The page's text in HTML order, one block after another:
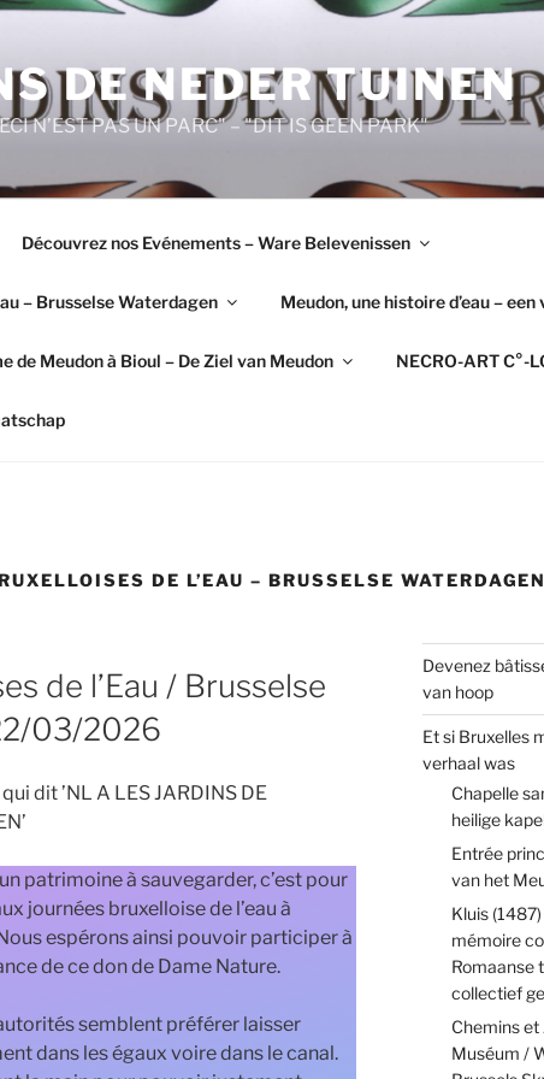
DE NEDER TUINEN
N’EST PAS UN PARC" – "DIT IS GEEN PARK"
Découvrez nos Evénements – Ware Belevenissen
– Brusselse Waterdagen Meudon, une histoire d’eau –
de Meudon à Bioul – De Ziel van Meudon NECRO-ART C°-
DE L’EAU – BRUSSELSE WATERDAGEN
de l’Eau / Brusselse
03/2026
patrimoine à sauvegarder, c’est pour
journées bruxelloise de l’eau à
espérons ainsi pouvoir participer à
de ce don de Dame Nature.
semblent préférer laisser
dans les égaux voire dans le canal.
Devenez
van hoop
Et si Bruxelles
verhaal was
Chapelle
heilige
Entrée
van het
Kluis
mémoire
Romaanse
collectief
Chemins et
Muséum /